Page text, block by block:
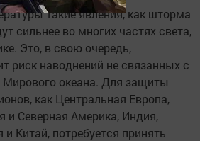
такие явления, как шторма
сильнее во многих частях света,
Это, в свою очередь,
риск наводнений не связанных с
океана. Для защиты
как Центральная Европа,
и Северная Америка, Индия,
Китай, потребуется принять